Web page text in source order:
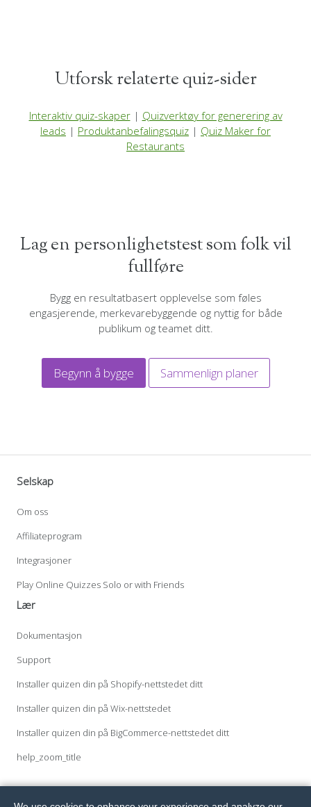
Utforsk relaterte quiz-sider
Interaktiv quiz-skaper| Quizverktøy for generering av
leads | Produktanbefalingsquiz | Quiz Maker for
Restaurants
Lag en personlighetstest som folk vil
fullføre
Bygg en resultatbasert opplevelse som føles
engasjerende, merkevarebyggende og nyttig for både
publikum og teamet ditt.
Begynn å bygge Sammenlign planer
Selskap
Om oss
Affiliateprogram
Integrasjoner
Play Online Quizzes Solo or with Friends
Lær
Dokumentasjon
Support
Installer quizen din på Shopify-nettstedet ditt
Installer quizen din på Wix-nettstedet
Installer quizen din på BigCommerce-nettstedet ditt
help_zoom_title